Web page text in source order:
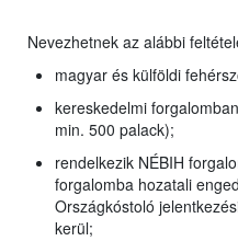
Nevezhetnek az alábbi
magyar és külföldi
kereskedelmi
min. 500 palack);
rendelkezik NÉBIH
forgalomba hozatali
Országkóstoló
kerül;